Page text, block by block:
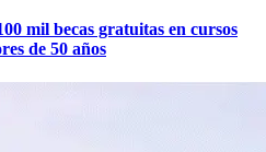
mil becas gratuitas en cursos
de 50 años